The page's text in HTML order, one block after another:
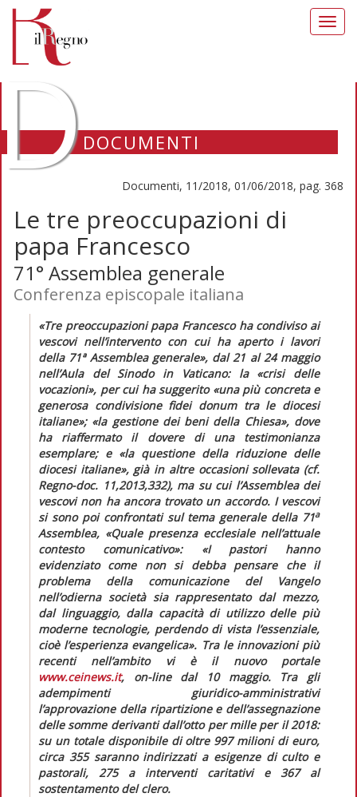
DOCUMENTI
Documenti, 11/2018, 01/06/2018, pag. 368
Le tre preoccupazioni di
papa Francesco
71° Assemblea generale
Conferenza episcopale italiana
«Tre preoccupazioni papa Francesco ha condiviso ai
vescovi nell’intervento con cui ha aperto i lavori
della 71ª Assemblea generale», dal 21 al 24 maggio
nell’Aula del Sinodo in Vaticano: la «crisi delle
vocazioni», per cui ha suggerito «una più concreta e
generosa condivisione fidei donumtra le diocesi
italiane»; «la gestione dei beni della Chiesa», dove
ha riaffermato il dovere di una testimonianza
esemplare; e «la questione della riduzione delle
diocesi italiane», già in altre occasioni sollevata (cf.
Regno-doc. 11,2013,332), ma su cui l’Assemblea dei
vescovi non ha ancora trovato un accordo. I vescovi
si sono poi confrontati sul tema generale della 71a
Assemblea, «Quale presenza ecclesiale nell’attuale
contesto comunicativo»: «I pastori hanno
evidenziato come non si debba pensare che il
problema della comunicazione del Vangelo
nell’odierna società sia rappresentato dal mezzo,
dal linguaggio, dalla capacità di utilizzo delle più
moderne tecnologie, perdendo di vista l’essenziale,
cioè l’esperienza evangelica». Tra le innovazioni più
recenti nell’ambito vi è il nuovo portale
www.ceinews.it, on-line dal 10 maggio. Tra gli
adempimenti giuridico-amministrativi
l’approvazione della ripartizione e dell’assegnazione
delle somme derivanti dall’otto per mille per il 2018:
su un totale disponibile di oltre 997 milioni di euro,
circa 355 saranno indirizzati a esigenze di culto e
pastorali, 275 a interventi caritativi e 367 al
sostentamento del clero.